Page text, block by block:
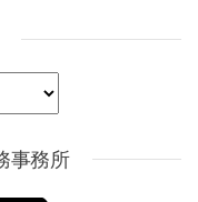
事務所